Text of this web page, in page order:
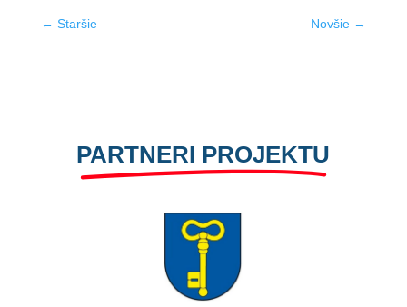
← Staršie Novšie →
PARTNERI PROJEKTU